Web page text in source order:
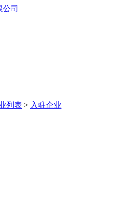
列表 > 入驻企业